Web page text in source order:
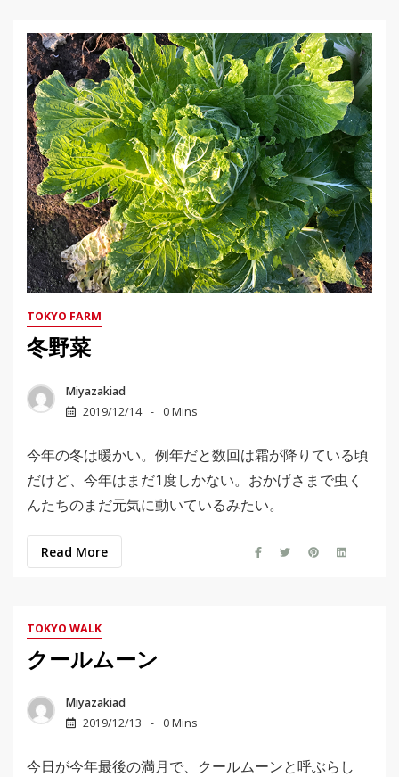
TOKYO FARM
冬野菜
Miyazakiad
2019/12/14
0 Mins
今年の冬は暖かい。例年だと数回は霜が降りている頃
だけど、今年はまだ1度しかない。おかげさまで虫く
んたちのまだ元気に動いているみたい。
Read More
TOKYO WALK
クールムーン
Miyazakiad
2019/12/13
0 Mins
今日が今年最後の満月で、クールムーンと呼ぶらし